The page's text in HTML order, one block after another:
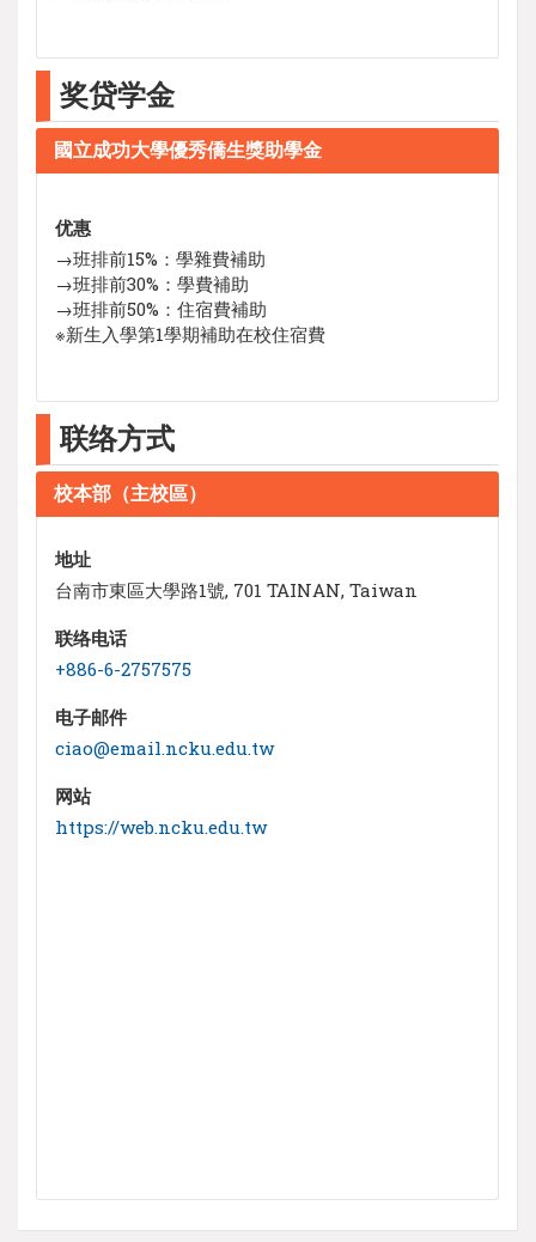
奖贷学金
國立成功大學優秀僑生獎助學金
优惠
→班排前15%：學雜費補助
→班排前30%：學費補助
→班排前50%：住宿費補助
※新生入學第1學期補助在校住宿費
联络方式
校本部（主校區）
地址
台南市東區大學路1號, 701 TAINAN, Taiwan
联络电话
+886-6-2757575
电子邮件
ciao@email.ncku.edu.tw
网站
https://web.ncku.edu.tw